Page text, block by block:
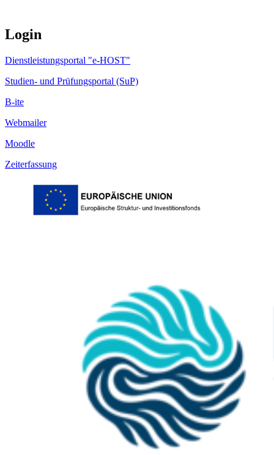
Login
Dienstleistungsportal "e-HOST"
Studien- und Prüfungsportal (SuP)
B-ite
Webmailer
Moodle
Zeiterfassung